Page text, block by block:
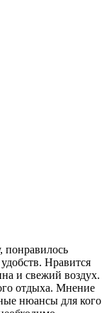
понравилось
Нравится
и свежий воздух.
отдыха. Мнение
нюансы для кого